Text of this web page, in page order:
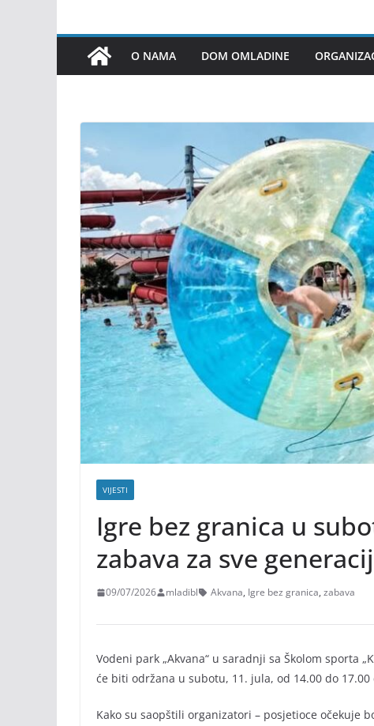
O NAMA DOM OMLADINE
VIJESTI
Igre bez granica u
zabava za sve
09/07/2026 mladibl Akvana, Igre bez granica, zabava
Vodeni park „Akvana“ u saradnji sa Školom sporta
će biti održana u subotu, 11. jula, od 14.00 do 17.00
Kako su saopštili organizatori – posjetioce očekuje